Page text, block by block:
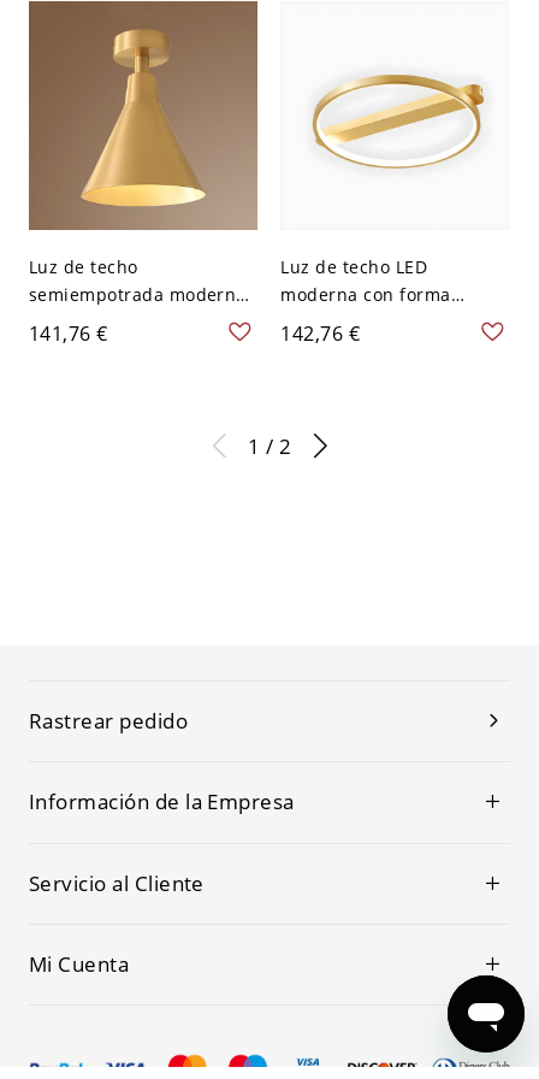
Luz de techo
semiempotrada moderna
de cono dorado con
pantalla de latón - 110 A
141,76 €
Luz de techo LED
moderna con forma
circular y pantalla de gel
de sílice - Latón 110 A 120
142,76 €
1 / 2
Rastrear pedido
Información de la Empresa
Servicio al Cliente
Mi Cuenta